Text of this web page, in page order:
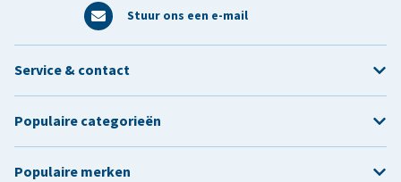
Stuur ons een e-mail
Service & contact
Populaire categorieën
Populaire merken